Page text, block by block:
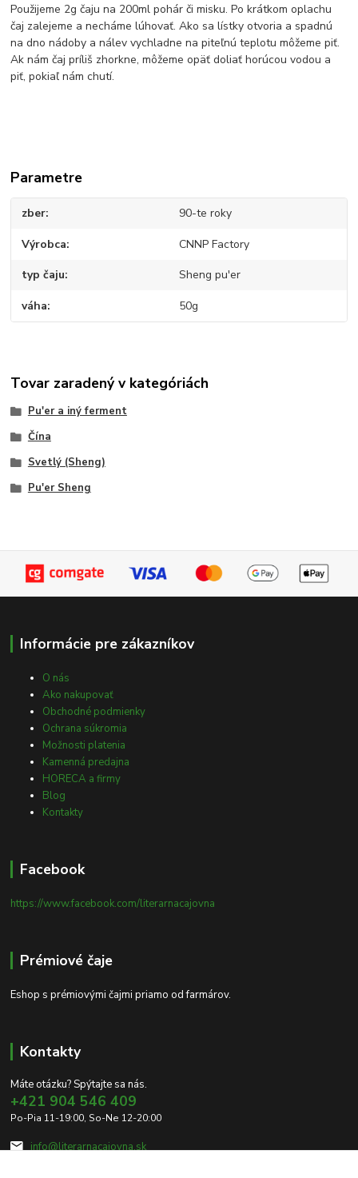
Použijeme 2g čaju na 200ml pohár či misku. Po krátkom oplachu
čaj zalejeme a necháme lúhovať. Ako sa lístky otvoria a spadnú
na dno nádoby a nálev vychladne na piteľnú teplotu môžeme piť.
Ak nám čaj príliš zhorkne, môžeme opäť doliať horúcou vodou a
piť, pokiaľ nám chutí.
Parametre
zber 90-te roky
Výrobca CNNP Factory
typ čaju Sheng pu'er
váha 50g
Tovar zaradený v kategóriách
Pu'er a iný ferment
Čína
Svetlý (Sheng)
Pu'er Sheng
Informácie pre zákazníkov
O nás
Ako nakupovať
Obchodné podmienky
Ochrana súkromia
Možnosti platenia
Kamenná predajna
HORECA a firmy
Blog
Kontakty
Facebook
https://www.facebook.com/literarnacajovna
Prémiové čaje
Eshop s prémiovými čajmi priamo od farmárov.
Kontakty
Máte otázku? Spýtajte sa nás.
+421 904 546 409
Po-Pia 11-19:00, So-Ne 12-20:00
info@literarnacajovna.sk